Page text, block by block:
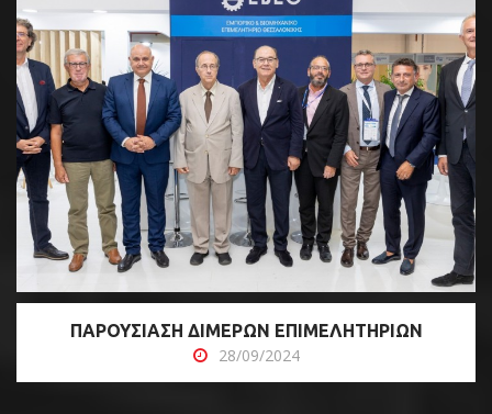
ΠΑΡΟΥΣΙΑΣΗ ΔΙΜΕΡΩΝ ΕΠΙΜΕΛΗΤΗΡΙΩΝ
28/09/2024